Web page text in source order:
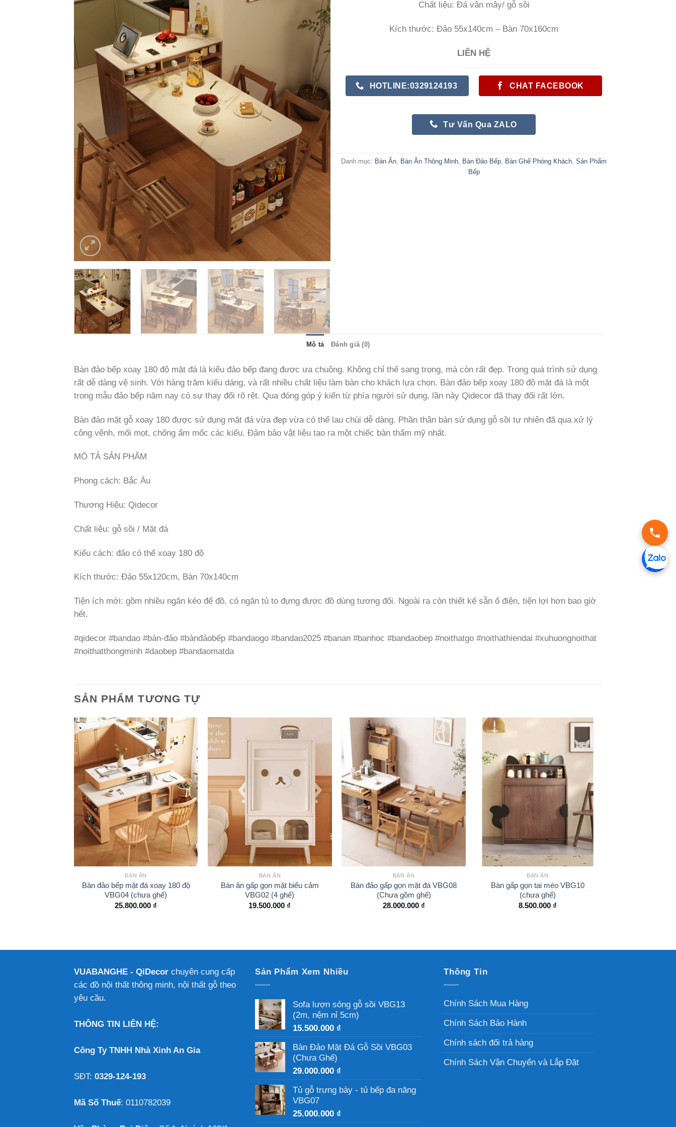
Chất liệu: Đá vân mây/ gỗ sồi
Kích thước: Đảo 55x140cm – Bàn 70x160cm
LIÊN HỆ
HOTLINE:0329124193 CHAT FACEBOOK
Tư Vấn Qua ZALO
Danh mục: Bàn Ăn Bàn Ăn Thông Minh Bàn Đảo Bếp Bàn Ghế Phòng Khách Sản Phẩm
Bếp
Mô tả Đánh giá (0)
Bàn đảo bếp xoay 180 độ mặt đá là kiểu đảo bếp đang được ưa chuộng. Không chỉ thể sang trọng, mà còn rất đẹp. Trong quá trình sử dụng
rất dễ dàng vệ sinh. Với hàng trăm kiểu dáng, và rất nhiều chất liệu làm bàn cho khách lựa chọn. Bàn đảo bếp xoay 180 độ mặt đá là một
trong mẫu đảo bếp năm nay có sự thay đổi rõ rệt. Qua đóng góp ý kiến từ phía người sử dụng, lần này Qidecor đã thay đổi rất lớn.
Bàn đảo mặt gỗ xoay 180 được sử dụng mặt đá vừa đẹp vừa có thể lau chùi dễ dàng. Phần thân bàn sử dụng gỗ sồi tự nhiên đã qua xử lý
công vênh, mối mọt, chống ẩm mốc các kiểu. Đảm bảo vật liệu tạo ra một chiếc bàn thẩm mỹ nhất.
MÔ TẢ SẢN PHẨM
Phong cách: Bắc Âu
Thương Hiệu: Qidecor
Chất liệu: gỗ sồi / Mặt đá
Kiểu cách: đảo có thể xoay 180 độ
Kích thước: Đảo 55x120cm, Bàn 70x140cm
Tiện ích mới: gồm nhiều ngăn kéo để đồ, có ngăn tủ to đựng được đồ dùng tương đối. Ngoài ra còn thiết kế sẵn ổ điện, tiện lợi hơn bao giờ
hết.
#qidecor #bandao #bàn-đảo #bànđảobếp #bandaogo #bandao2025 #banan #banhoc #bandaobep #noithatgo #noithathiendai #xuhuongnoithat
#noithatthongminh #daobep #bandaomatda
SẢN PHẨM TƯƠNG TỰ
BÀN ĂN
Bàn đảo bếp mặt đá xoay 180 độ
VBG04 (chưa ghế)
25.800.000 ₫
BÀN ĂN
Bàn ăn gấp gọn mặt biểu cảm
VBG02 (4 ghế)
19.500.000 ₫
BÀN ĂN
Bàn đảo gấp gọn mặt đá VBG08
(Chưa gồm ghế)
28.000.000 ₫
BÀN ĂN
Bàn gấp gọn tai mèo VBG10
(chưa ghế)
8.500.000 ₫
VUABANGHE - QiDecor chuyên cung cấp
các đồ nội thất thông minh, nội thất gỗ theo
yêu cầu.
THÔNG TIN LIÊN HỆ:
Công Ty TNHH Nhà Xinh An Gia
SĐT: 0329-124-193
Mã Số Thuế: 0110782039
Sản Phẩm Xem Nhiều
Sofa lượn sóng gỗ sồi VBG13
(2m, nệm nỉ 5cm)
15.500.000 ₫
Bàn Đảo Mặt Đá Gỗ Sồi VBG03
(Chưa Ghế)
29.000.000 ₫
Tủ gỗ trưng bày - tủ bếp đa năng
VBG07
25.000.000 ₫
Thông Tin
Chính Sách Mua Hàng
Chính Sách Bảo Hành
Chính sách đổi trả hàng
Chính Sách Vận Chuyển và Lắp Đặt